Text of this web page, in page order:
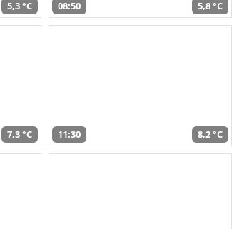
5,3 °C 08:50 5,8 °C
7,3 °C 11:30 8,2 °C